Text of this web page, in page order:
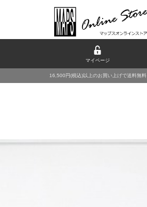
マイページ
16,500円(税込)以上のお買い上げで送料無料